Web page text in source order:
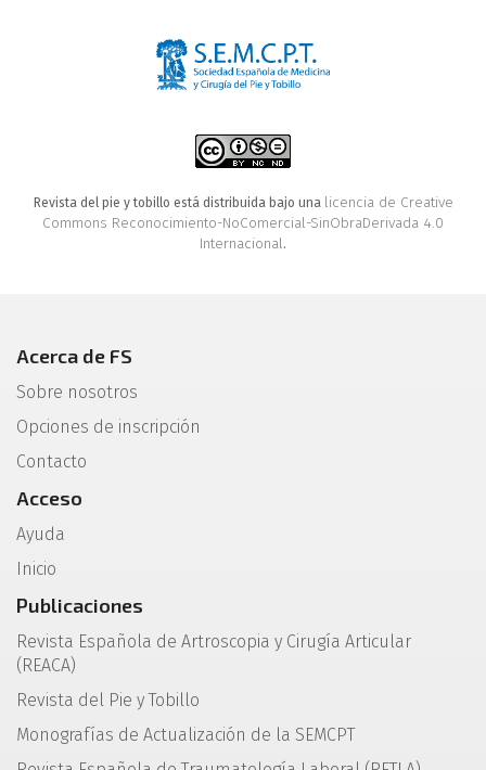
Revista del pie y tobillo está distribuida bajo una licencia de Creative
Commons Reconocimiento-NoComercial-SinObraDerivada 4.0
Internacional.
Acerca de FS
Sobre nosotros
Opciones de inscripción
Contacto
Acceso
Ayuda
Inicio
Publicaciones
Revista Española de Artroscopia y Cirugía Articular
(REACA)
Revista del Pie y Tobillo
Monografías de Actualización de la SEMCPT